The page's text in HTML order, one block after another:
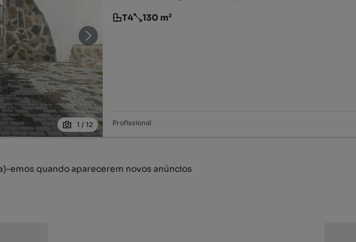
1 /12
Tipologia
T4
Preço por metro quadrado
130 m²
Profissional
emos quando aparecerem novos anúncios